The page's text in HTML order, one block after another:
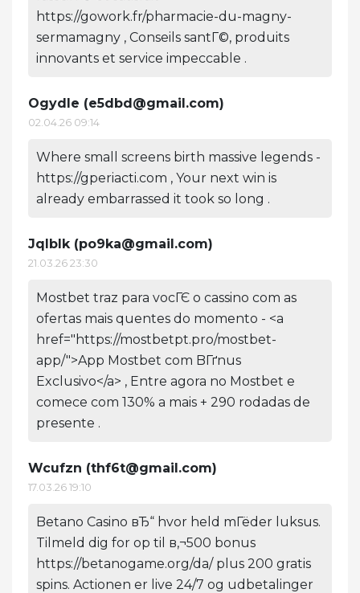
https://gowork.fr/pharmacie-du-magny-
sermamagny , Conseils santГ©, produits
innovants et service impeccable .
Ogydle (e5dbd@gmail.com)
02.04.26 09:14
Where small screens birth massive legends -
https://gperiacti.com , Your next win is
already embarrassed it took so long .
Jqlblk (po9ka@gmail.com)
21.03.26 23:30
Mostbet traz para vocГЄ o cassino com as
ofertas mais quentes do momento - <a
href="https://mostbetpt.pro/mostbet-
app/">App Mostbet com BГґnus
Exclusivo</a> , Entre agora no Mostbet e
comece com 130% a mais + 290 rodadas de
presente .
Wcufzn (thf6t@gmail.com)
17.03.26 19:10
Betano Casino вЂ“ hvor held mГёder luksus.
Tilmeld dig for op til в‚¬500 bonus
https://betanogame.org/da/ plus 200 gratis
spins. Actionen er live 24/7 og udbetalinger